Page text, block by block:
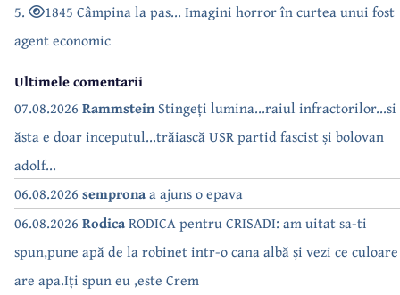
5.
1845 Câmpina la pas... Imagini horror în curtea unui fost
agent economic
Ultimele comentarii
07.08.2026 RammsteinStingeți lumina...raiul infractorilor...si
ăsta e doar inceputul...trăiască USR partid fascist și bolovan
adolf...
06.08.2026 sempronaa ajuns o epava
06.08.2026 RodicaRODICA pentru CRISADI: am uitat sa-ti
spun,pune apă de la robinet intr-o cana albă și vezi ce culoare
are apa.Iți spun eu ,este Crem